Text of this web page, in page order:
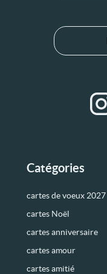
Catégories
cartes de voeux 2027
cartes Noël
cartes anniversaire
cartes amour
cartes amitié